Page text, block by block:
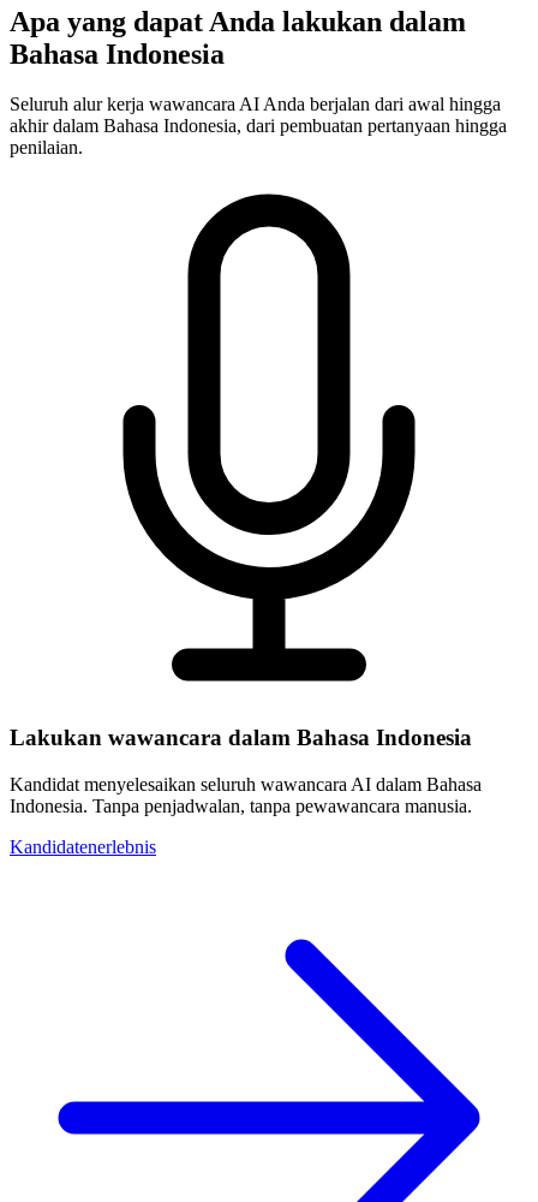
Apa yang dapat Anda lakukan dalam
Bahasa Indonesia
Seluruh alur kerja wawancara AI Anda berjalan dari awal hingga
akhir dalam Bahasa Indonesia, dari pembuatan pertanyaan hingga
penilaian.
Lakukan wawancara dalam Bahasa Indonesia
Kandidat menyelesaikan seluruh wawancara AI dalam Bahasa
Indonesia. Tanpa penjadwalan, tanpa pewawancara manusia.
Kandidatenerlebnis